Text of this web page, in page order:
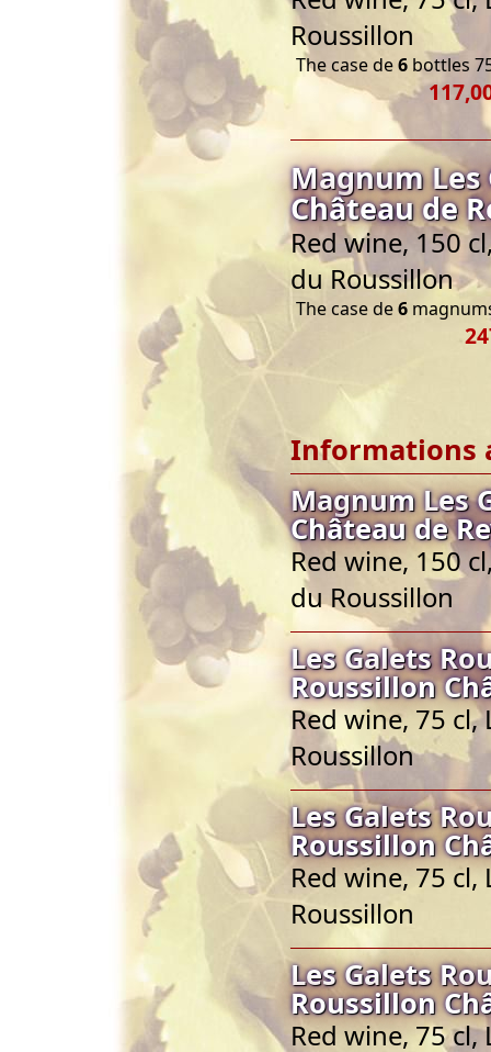
Roussillon
The case de6 bottles
Magnum Les
Château de
Red wine, 150
du Roussillon
The case de6
Informations
Magnum Les
Château de
Red wine, 150
du Roussillon
Les Galets
Roussillon
Red wine, 75
Roussillon
Les Galets
Roussillon
Red wine, 75
Roussillon
Les Galets
Roussillon
Red wine, 75